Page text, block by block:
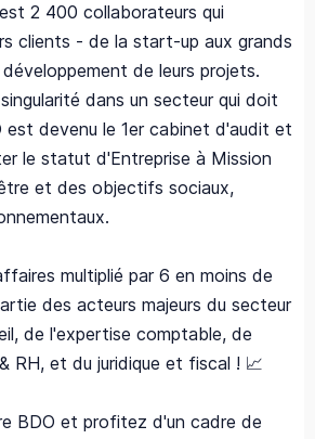
2 400 collaborateurs qui
clients - de la start-up aux grands
de leurs projets.
dans un secteur qui doit
est devenu le 1er cabinet d'audit et
le statut d'Entreprise à Mission
et des objectifs sociaux,
multiplié par 6 en moins de
des acteurs majeurs du secteur
de l'expertise comptable, de
RH, et du juridique et fiscal ! 📈
BDO et profitez d'un cadre de